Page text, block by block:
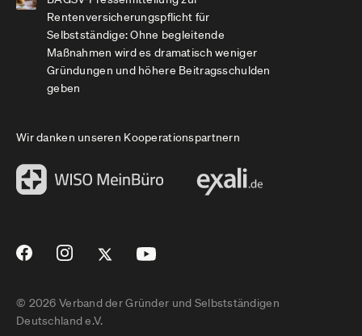
Rentenversicherungspflicht für
Selbstständige: Ohne begleitende
Maßnahmen wird es dramatisch weniger
Gründungen und höhere Beitragsschulden
geben
Wir danken unseren Kooperationspartnern
© 2026 Verband der Gründer und Selbstständigen
Deutschland e.V.